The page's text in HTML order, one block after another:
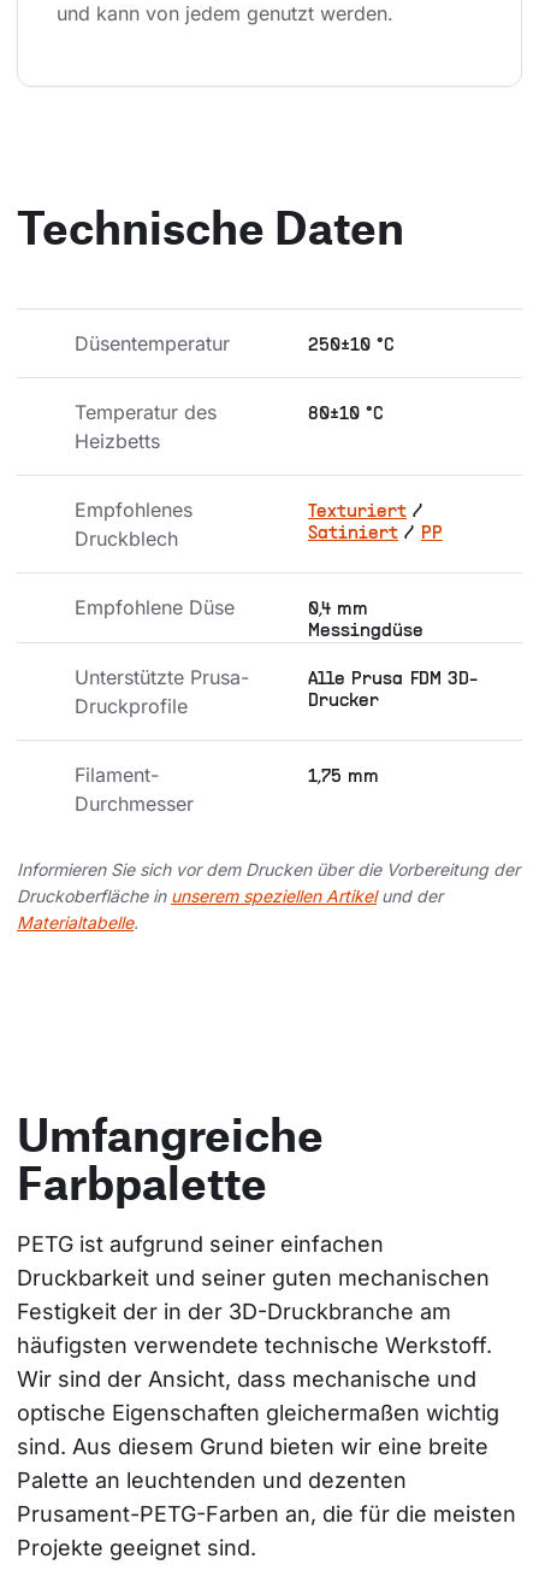
und kann von jedem genutzt werden.
Technische Daten
Düsentemperatur 250±10 °C
Temperatur des
Heizbetts
80±10 °C
Empfohlenes
Druckblech
Texturiert /
Satiniert / PP
Empfohlene Düse
0,4 mm
Messingdüse
Unterstützte Prusa-
Druckprofile
Alle Prusa FDM 3D-
Drucker
Filament-
Durchmesser
1,75 mm
Informieren Sie sich vor dem Drucken über die Vorbereitung der
Druckoberfläche in unserem speziellen Artikelund der
Materialtabelle.
Umfangreiche
Farbpalette
PETG ist aufgrund seiner einfachen
Druckbarkeit und seiner guten mechanischen
Festigkeit der in der 3D-Druckbranche am
häufigsten verwendete technische Werkstoff.
Wir sind der Ansicht, dass mechanische und
optische Eigenschaften gleichermaßen wichtig
sind. Aus diesem Grund bieten wir eine breite
Palette an leuchtenden und dezenten
Prusament-PETG-Farben an, die für die meisten
Projekte geeignet sind.